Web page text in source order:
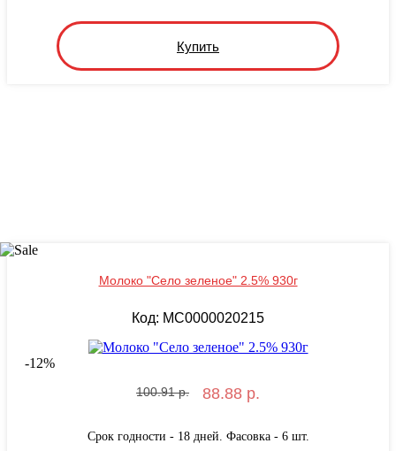
Купить
Молоко "Село зеленое" 2.5% 930г
Код: MС0000020215
-12%
100.91 р. 88.88 р.
Срок годности - 18 дней. Фасовка - 6 шт.